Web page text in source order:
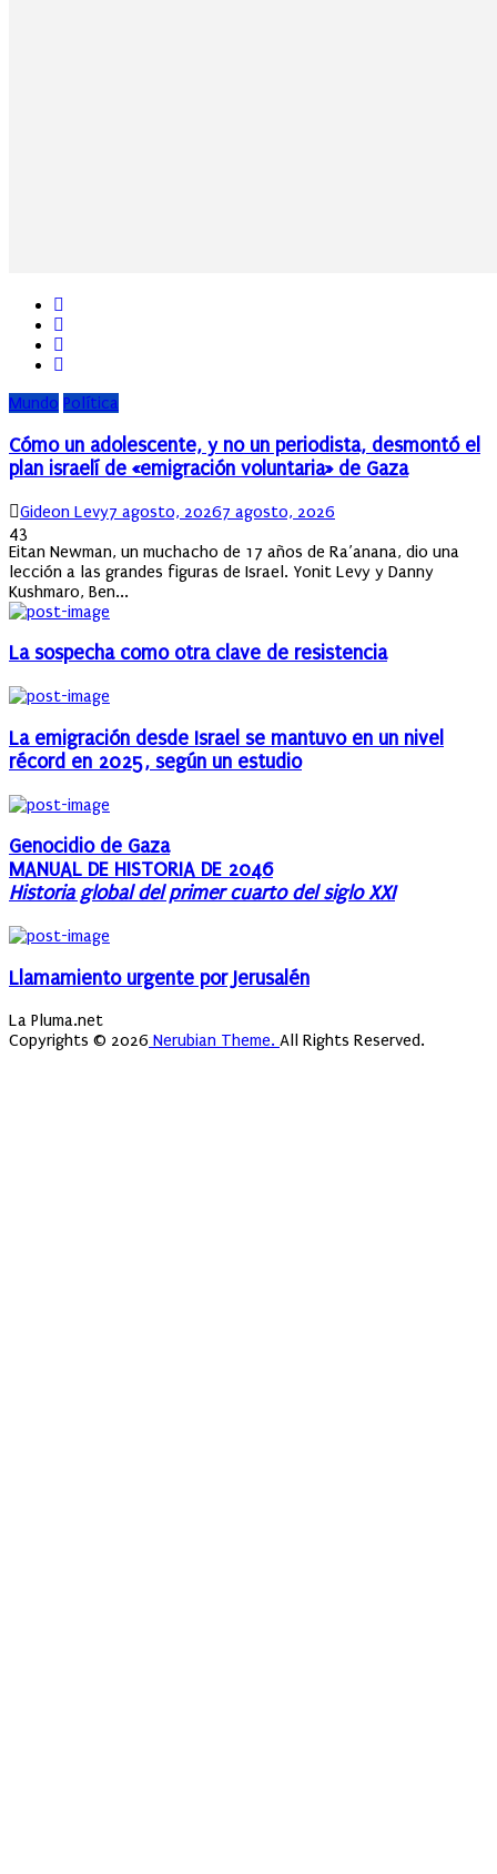
Mundo Política
Cómo un adolescente, y no un periodista, desmontó el
plan israelí de «emigración voluntaria» de Gaza
Author
Gideon LevyPosted
7 agosto, 20267 agosto, 2026
43
Eitan Newman, un muchacho de 17 años de Ra’anana, dio una
lección a las grandes figuras de Israel. Yonit Levy y Danny
Kushmaro, Ben...
La sospecha como otra clave de resistencia
La emigración desde Israel se mantuvo en un nivel
récord en 2025, según un estudio
Genocidio de Gaza
MANUAL DE HISTORIA DE 2046
Historia global del primer cuarto del siglo XXI
Llamamiento urgente por Jerusalén
La Pluma.net
Copyrights © 2026 Nerubian Theme. All Rights Reserved.